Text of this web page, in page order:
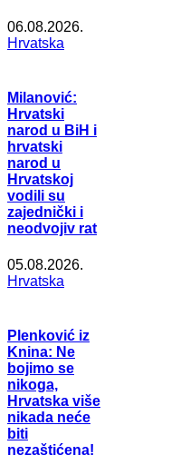
06.08.2026.
Hrvatska
Milanović:
Hrvatski
narod u BiH i
hrvatski
narod u
Hrvatskoj
vodili su
zajednički i
neodvojiv rat
05.08.2026.
Hrvatska
Plenković iz
Knina: Ne
bojimo se
nikoga,
Hrvatska više
nikada neće
biti
nezaštićena!